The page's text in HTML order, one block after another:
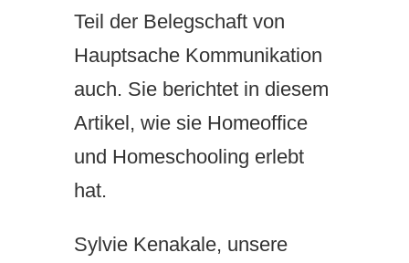
Teil der Belegschaft von
Hauptsache Kommunikation
auch. Sie berichtet in diesem
Artikel, wie sie Homeoffice
und Homeschooling erlebt
hat.
Sylvie Kenakale, unsere